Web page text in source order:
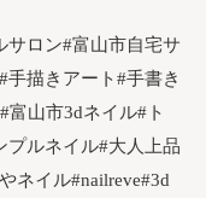
サロン#富山市自宅サ
手描きアート#手書き
富山市3dネイル#ト
プルネイル#大人上品
ネイル#nailreve#3d